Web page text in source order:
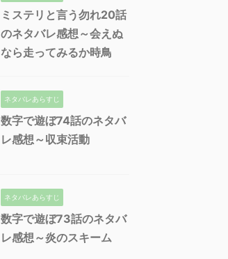
ミステリと言う勿れ20話
のネタバレ感想～会えぬ
なら走ってみるか時鳥
ネタバレあらすじ
数字で遊ぼ74話のネタバ
レ感想～収束活動
ネタバレあらすじ
数字で遊ぼ73話のネタバ
レ感想～炎のスキーム